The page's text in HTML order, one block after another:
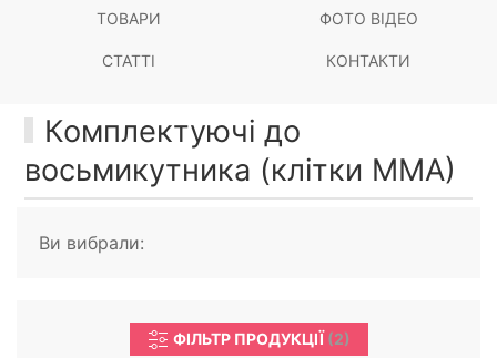
ТОВАРИ ФОТО ВІДЕО
СТАТТІ КОНТАКТИ
Комплектуючі до
восьмикутника (клітки ММА)
Ви вибрали:
ФІЛЬТР ПРОДУКЦІЇ(2)